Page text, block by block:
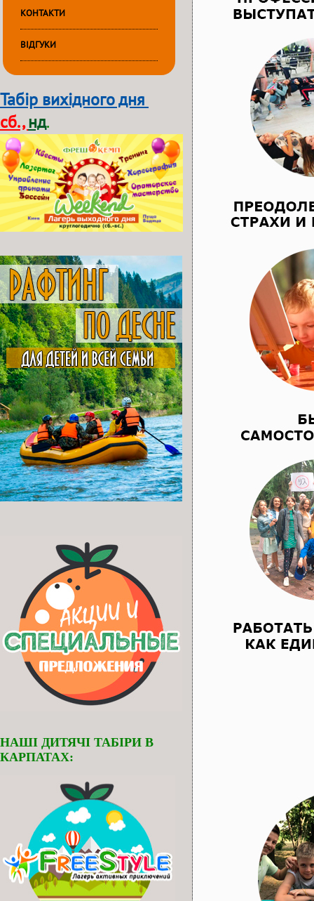
КОНТАКТИ
ВІДГУКИ
Табір вихідного дня
сб.,нд.
НАШІ ДИТЯЧІ ТАБІРИ В
КАРПАТАХ: